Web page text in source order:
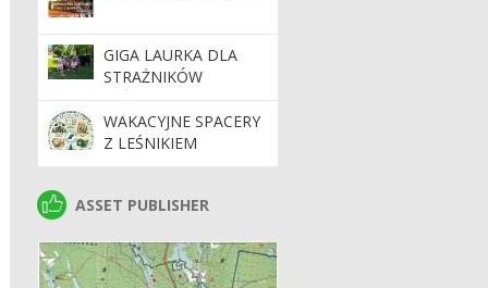
GIGA LAURKA DLA
STRAŻNIKÓW
LEŚNYCH
WAKACYJNE SPACERY
Z LEŚNIKIEM
ASSET PUBLISHER
ASSET PUBLISHER